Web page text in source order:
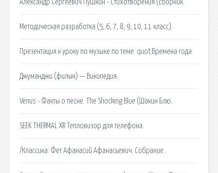
Александр Сергеевич Пушкин - Стихотворения (сборник.
Методическая разработка (5, 6, 7, 8, 9, 10, 11 класс).
Презентация к уроку по музыке по теме: quot;Времена года.
Джуманджи (фильм) — Википедия.
Venus - Факты о песне. The Shocking Blue (Шакин Блю.
SEEK THERMAL XR Тепловизор для телефона.
/Классика: Фет Афанасий Афанасьевич. Собрание.